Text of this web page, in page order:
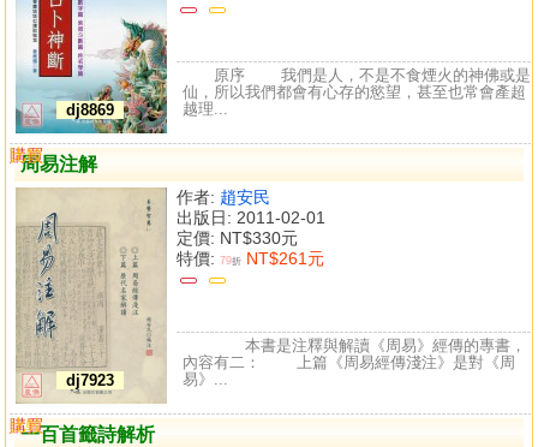
dj8869
原序 我們是人，不是不食煙火的神佛或是
仙，所以我們都會有心存的慾望，甚至也常會產超
越理...
周易注解
dj7923
作者: 趙安民
出版日: 2011-02-01
定價: NT$330元
特價: 79折 NT$261元
購買
比較
本書是注釋與解讀《周易》經傳的專書，
內容有二： 上篇《周易經傳淺注》是對《周
易》...
一百首籤詩解析
購買
比較